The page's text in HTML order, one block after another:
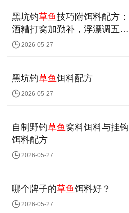
黑坑钓草鱼技巧附饵料配方：
酒糟打窝加勤补，浮漂调五钓
四2026-05-27
黑坑钓草鱼饵料配方
2026-05-27
自制野钓草鱼 窝料饵料与挂钩
饵料配方
2026-05-27
哪个牌子的草鱼饵料好？
2026-05-27